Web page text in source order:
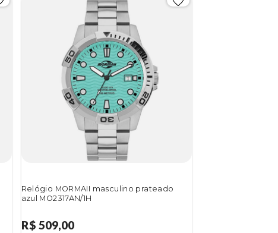
Relógio MORMAII masculino prateado
azul MO2317AN/1H
R$ 509,00